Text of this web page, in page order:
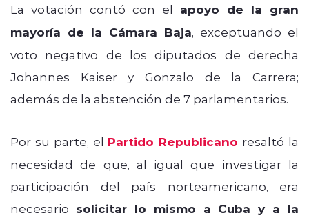
La votación contó con el apoyo de la gran
mayoría de la Cámara Baja, exceptuando el
voto negativo de los diputados de derecha
Johannes Kaiser y Gonzalo de la Carrera;
además de la abstención de 7 parlamentarios.
Por su parte, el Partido Republicano resaltó la
necesidad de que, al igual que investigar la
participación del país norteamericano, era
necesario solicitar lo mismo a Cuba y a la